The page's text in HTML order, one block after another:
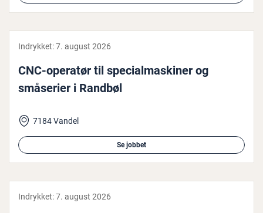
Indrykket:7. august 2026
CNC-operatør til spe­ci­al­ma­ski­ner og
småserier i Randbøl
7184 Vandel
Se jobbet
Indrykket:7. august 2026